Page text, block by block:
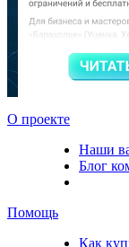
О проекте
Наши
Блог
Помощь
Как